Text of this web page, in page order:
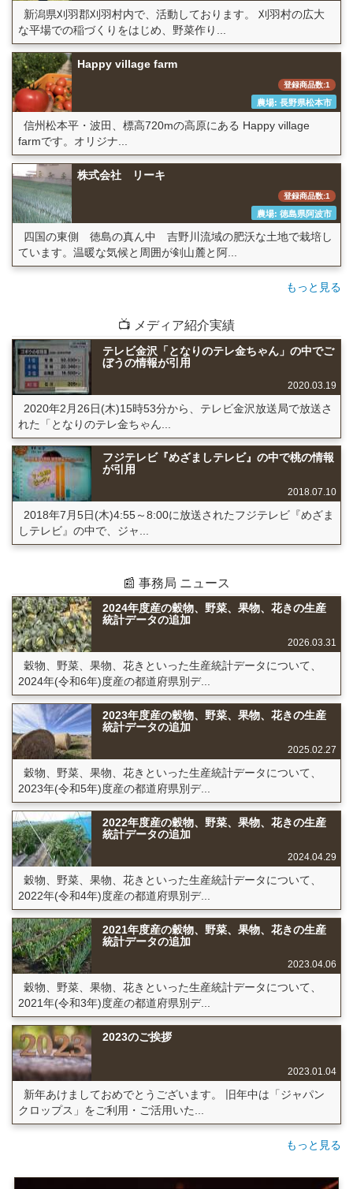
新潟県刈羽郡刈羽村内で、活動しております。 刈羽村の広大
な平場での稲づくりをはじめ、野菜作り...
Happy village farm
登録商品数:1
農場: 長野県松本市
信州松本平・波田、標高720mの高原にある Happy village
farmです。オリジナ...
株式会社 リーキ
登録商品数:1
農場: 徳島県阿波市
四国の東側 徳島の真ん中 吉野川流域の肥沃な土地で栽培し
ています。温暖な気候と周囲が剣山麓と阿...
もっと見る
📺 メディア紹介実績
テレビ金沢「となりのテレ金ちゃん」の中でご
ぼうの情報が引用
2020.03.19
2020年2月26日(木)15時53分から、テレビ金沢放送局で放送さ
れた「となりのテレ金ちゃん...
フジテレビ『めざましテレビ』の中で桃の情報
が引用
2018.07.10
2018年7月5日(木)4:55～8:00に放送されたフジテレビ『めざま
しテレビ』の中で、ジャ...
📰 事務局 ニュース
2024年度産の穀物、野菜、果物、花きの生産
統計データの追加
2026.03.31
穀物、野菜、果物、花きといった生産統計データについて、
2024年(令和6年)度産の都道府県別デ...
2023年度産の穀物、野菜、果物、花きの生産
統計データの追加
2025.02.27
穀物、野菜、果物、花きといった生産統計データについて、
2023年(令和5年)度産の都道府県別デ...
2022年度産の穀物、野菜、果物、花きの生産
統計データの追加
2024.04.29
穀物、野菜、果物、花きといった生産統計データについて、
2022年(令和4年)度産の都道府県別デ...
2021年度産の穀物、野菜、果物、花きの生産
統計データの追加
2023.04.06
穀物、野菜、果物、花きといった生産統計データについて、
2021年(令和3年)度産の都道府県別デ...
2023のご挨拶
2023.01.04
新年あけましておめでとうございます。 旧年中は「ジャパン
クロップス」をご利用・ご活用いた...
もっと見る